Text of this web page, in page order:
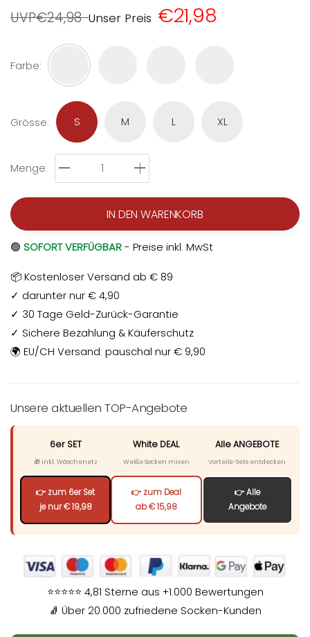
UVP€24,98Unser Preis €21,98
Farbe:
Grösse: S M L XL
Menge:
IN DEN WARENKORB
🟢 SOFORT VERFÜGBAR- Preise inkl. MwSt
📦 Kostenloser Versand ab € 89
✓ darunter nur € 4,90
✓ 30 Tage Geld-Zurück-Garantie
✓ Sichere Bezahlung & Käuferschutz
🌍 EU/CH Versand: pauschal nur € 9,90
Unsere aktuellen TOP-Angebote
6er SET
🎁 inkl. Wäschenetz
👉 zum 6er Set
je nur € 19,98
White DEAL
Weiße Socken mixen
👉 zum Deal
ab € 15,98
Alle ANGEBOTE
Vorteils-Sets entdecken
👉 Alle
Angebote
⭐⭐⭐⭐⭐ 4,81 Sterne aus +1.000 Bewertungen
🧦 Über 20.000 zufriedene Socken-Kunden